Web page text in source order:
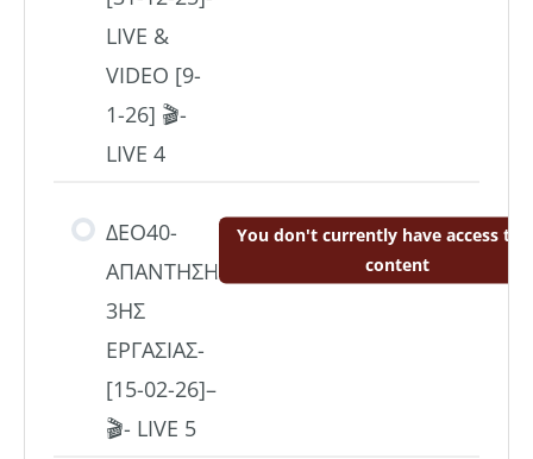
LIVE &
VIDEO [9-
1-26] 🎬-
LIVE 4
ΔΕΟ40-
ΑΠΑΝΤΗΣΗ
3ΗΣ
ΕΡΓΑΣΙΑΣ-
[15-02-26]–
🎬- LIVE 5
You don't currently have access to
content